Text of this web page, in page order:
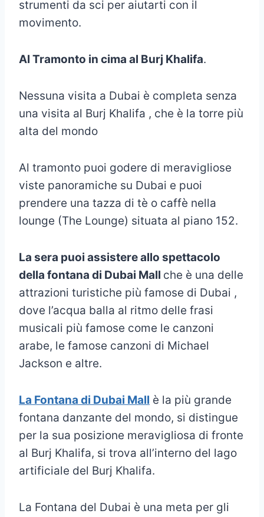
strumenti da sci per aiutarti con il
movimento.
Al Tramonto in cima al Burj Khalifa.
Nessuna visita a Dubai è completa senza
una visita al Burj Khalifa , che è la torre più
alta del mondo
Al tramonto puoi godere di meravigliose
viste panoramiche su Dubai e puoi
prendere una tazza di tè o caffè nella
lounge (The Lounge) situata al piano 152.
La sera puoi assistere allo spettacolo
della fontana di Dubai Mall che è una delle
attrazioni turistiche più famose di Dubai ,
dove l’acqua balla al ritmo delle frasi
musicali più famose come le canzoni
arabe, le famose canzoni di Michael
Jackson e altre.
La Fontana di Dubai Mall è la più grande
fontana danzante del mondo, si distingue
per la sua posizione meravigliosa di fronte
al Burj Khalifa, si trova all’interno del lago
artificiale del Burj Khalifa.
La Fontana del Dubai è una meta per gli